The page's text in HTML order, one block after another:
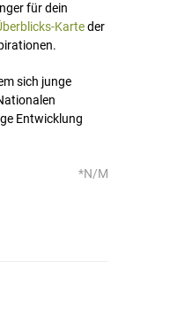
für dein
Karteder
sich junge
Entwicklung
*N/M